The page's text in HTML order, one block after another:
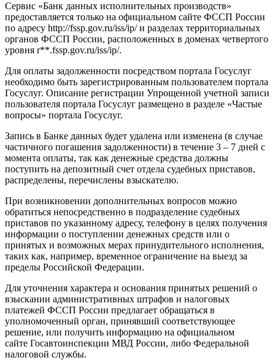
Сервис «Банк данных исполнительных производств»
предоставляется только на официальном сайте ФССП России
по адресу http://fssp.gov.ru/iss/ip/ и разделах территориальных
органов ФССП России, расположенных в доменах четвертого
уровня r**.fssp.gov.ru/iss/ip/.
Для оплаты задолженности посредством портала Госуслуг
необходимо быть зарегистрированным пользователем портала
Госуслуг. Описание регистрации Упрощенной учетной записи
пользователя портала Госуслуг размещено в разделе «Частые
вопросы» портала Госуслуг.
Запись в Банке данных будет удалена или изменена (в случае
частичного погашения задолженности) в течение 3 – 7 дней с
момента оплаты, так как денежные средства должны
поступить на депозитный счет отдела судебных приставов,
распределены, перечислены взыскателю.
При возникновении дополнительных вопросов можно
обратиться непосредственно в подразделение судебных
приставов по указанному адресу, телефону в целях получения
информации о поступлении денежных средств или о
принятых и возможных мерах принудительного исполнения,
таких как, например, временное ограничение на выезд за
пределы Российской Федерации.
Для уточнения характера и основания принятых решений о
взыскании административных штрафов и налоговых
платежей ФССП России предлагает обращаться в
уполномоченный орган, принявший соответствующее
решение, или получить информацию на официальном
сайте Госавтоинспекции МВД России, либо Федеральной
налоговой службы.